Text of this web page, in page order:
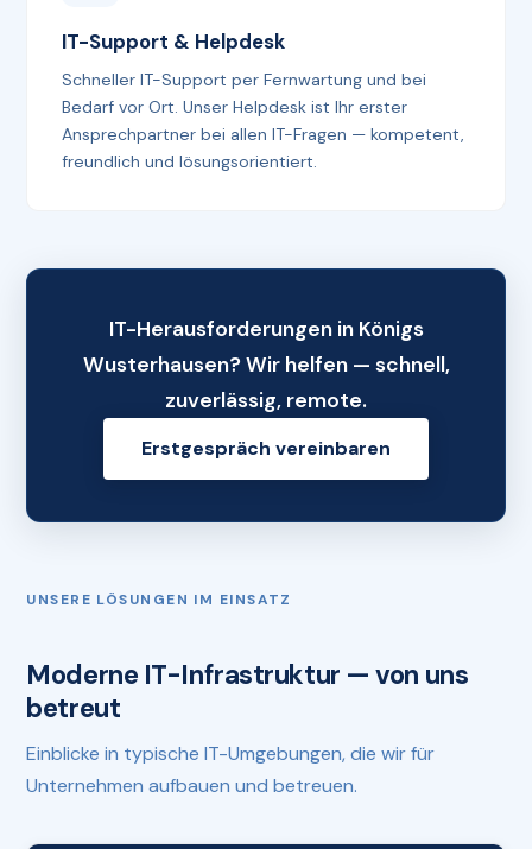
IT-Support & Helpdesk
Schneller IT-Support per Fernwartung und bei
Bedarf vor Ort. Unser Helpdesk ist Ihr erster
Ansprechpartner bei allen IT-Fragen — kompetent,
freundlich und lösungsorientiert.
IT-Herausforderungen in Königs
Wusterhausen? Wir helfen — schnell,
zuverlässig, remote.
Erstgespräch vereinbaren
UNSERE LÖSUNGEN IM EINSATZ
Moderne IT-Infrastruktur — von uns
betreut
Einblicke in typische IT-Umgebungen, die wir für
Unternehmen aufbauen und betreuen.